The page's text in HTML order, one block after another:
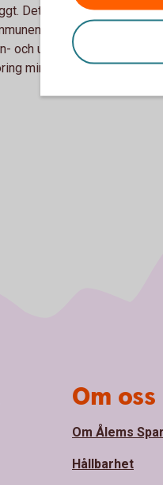
Det finns mycket att
betalningsflöden.
och utgående betalningar
mindre.
Om oss
Om Ålems
Hållbarhet